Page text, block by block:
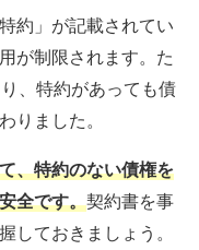
約」が記載されてい
が制限されます。た
、特約があっても債
りました。
、特約のない債権を
全です。契約書を事
しておきましょう。